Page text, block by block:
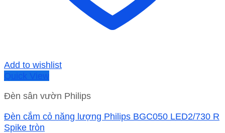
Add to wishlist
Quick View
Đèn sân vườn Philips
Đèn cắm cỏ năng lượng Philips BGC050 LED2/730 R
Spike tròn